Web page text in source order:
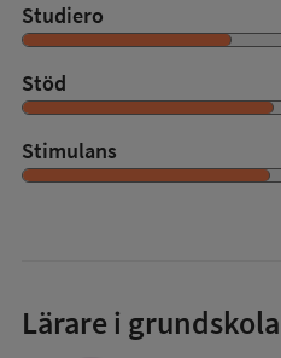
Studiero
Stöd
Stimulans
Lärare i